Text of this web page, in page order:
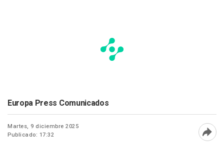
Europa Press Comunicados
Martes, 9 diciembre 2025
Publicado: 17:32